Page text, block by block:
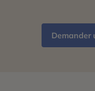
Demander